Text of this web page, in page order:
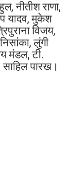
नीतीश राणा,
यादव, मुकेश
विजय,
लुंगी
मंडल, टी.
पारख।